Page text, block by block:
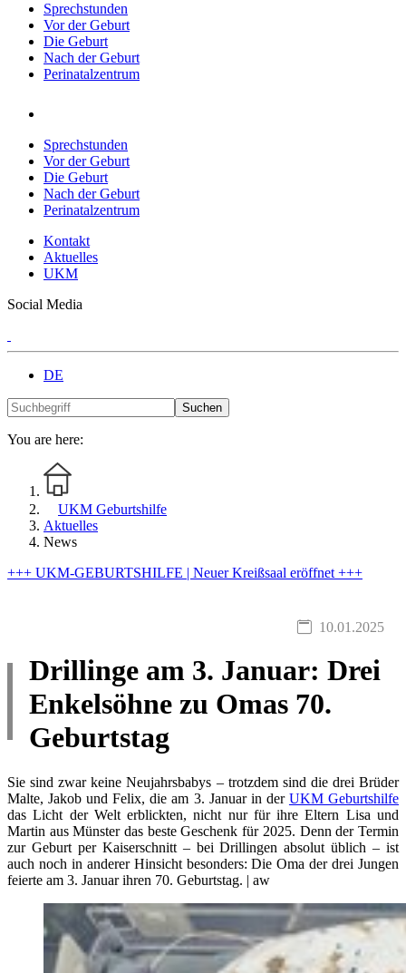
Sprechstunden
Vor der Geburt
Die Geburt
Nach der Geburt
Perinatalzentrum
Sprechstunden
Vor der Geburt
Die Geburt
Nach der Geburt
Perinatalzentrum
Kontakt
Aktuelles
UKM
Social Media
DE
Suchen
You are here:
UKM Geburtshilfe
Aktuelles
News
+++ UKM-GEBURTSHILFE | Neuer Kreißsaal eröffnet +++
10.01.2025
Drillinge am 3. Januar: Drei
Enkelsöhne zu Omas 70.
Geburtstag
Sie sind zwar keine Neujahrsbabys – trotzdem sind die drei Brüder
Malte, Jakob und Felix, die am 3. Januar in der UKM Geburtshilfe
das Licht der Welt erblickten, nicht nur für ihre Eltern Lisa und
Martin aus Münster das beste Geschenk für 2025. Denn der Termin
zur Geburt per Kaiserschnitt – bei Drillingen absolut üblich – ist
auch noch in anderer Hinsicht besonders: Die Oma der drei Jungen
feierte am 3. Januar ihren 70. Geburtstag. | aw